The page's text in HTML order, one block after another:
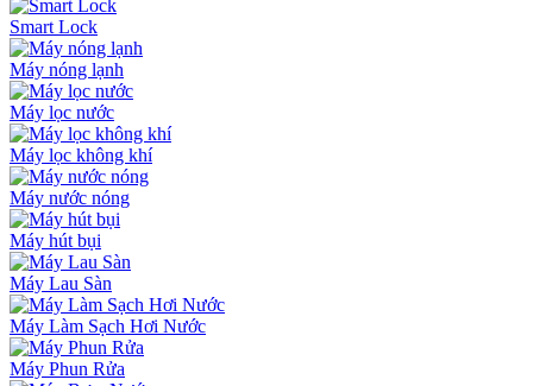
Smart Lock
Máy nóng lạnh
Máy lọc nước
Máy lọc không khí
Máy nước nóng
Máy hút bụi
Máy Lau Sàn
Máy Làm Sạch Hơi Nước
Máy Phun Rửa